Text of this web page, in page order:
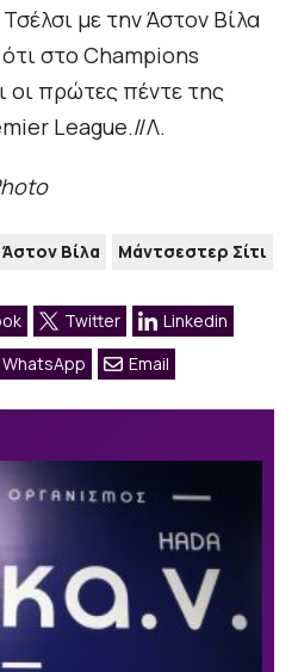
με την Άστον Βίλα
στο Champions
οι πρώτες πέντε της
League.//Λ.
Άστον Βίλα Μάντσεστερ Σίτι
Twitter
Linkedin
WhatsApp Email